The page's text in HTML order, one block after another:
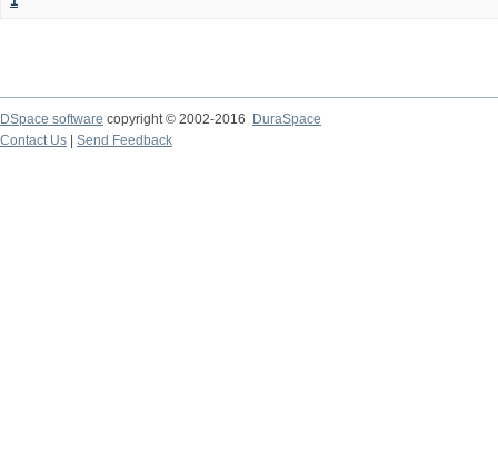
DSpace software copyright © 2002-2016
DuraSpace
Contact Us
Send Feedback